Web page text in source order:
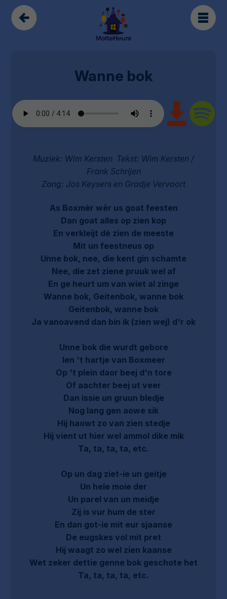
Wanne bok
Muziek: Wim Kersten Tekst: Wim Kersten /
Frank Schrijen
Zang: Jos Keysers en Gradje Vervoort
As Boxmèr wêr us goat feesten
Dan goat alles op zien kop
En verkleijt dè zien de meeste
Mit un feestneus op
Unne bok, nee, die kent gin schamte
Nee, die zet ziene pruuk wel af
En ge heurt um van wiet al zinge
Wanne bok, Geitenbok, wanne bok
Geitenbok, wanne bok
Ja vanoavend dan bin ik (zien wej) d'r ok
Unne bok die wurdt gebore
Ien 't hartje van Boxmeer
Op 't plein daor beej d'n tore
Of aachter beej ut veer
Dan issie un gruun bledje
Nog lang gen aowe sik
Hij haowt zo van zien stedje
Hij vient ut hier wel ammol dike mik
Ta, ta, ta, ta, etc.
Op un dag ziet-ie un geitje
Un hele moie der
Un parel van un meidje
Zij is vur hum de ster
En dan got-ie mit eur sjaanse
De eugskes vol mit pret
Hij waagt zo wel zien kaanse
Wet zeker dettie genne bok geschote het
Ta, ta, ta, ta, etc.